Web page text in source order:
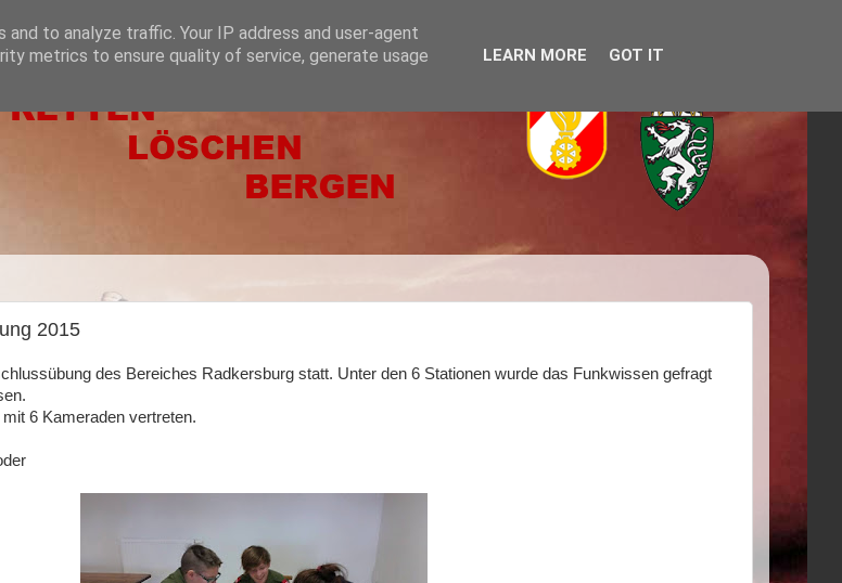
2015
des Bereiches Radkersburg statt. Unter den 6 Stationen wurde das Funkwissen gefragt
6 Kameraden vertreten.
to analyze traffic. Your IP address and user-agent
metrics to ensure quality of service, generate usage
LEARN MORE GOT IT